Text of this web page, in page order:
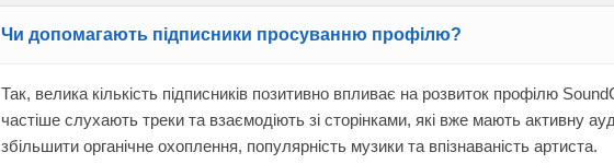
Чи допомагають підписники просуванню профілю?
Так, велика кількість підписників позитивно впливає на розвиток профілю
частіше слухають треки та взаємодіють зі сторінками, які вже мають активну
збільшити органічне охоплення, популярність музики та впізнаваність артиста.